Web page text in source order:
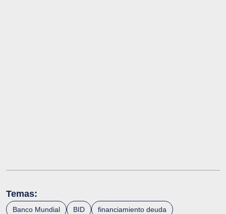
Temas:
Banco Mundial BID financiamiento deuda